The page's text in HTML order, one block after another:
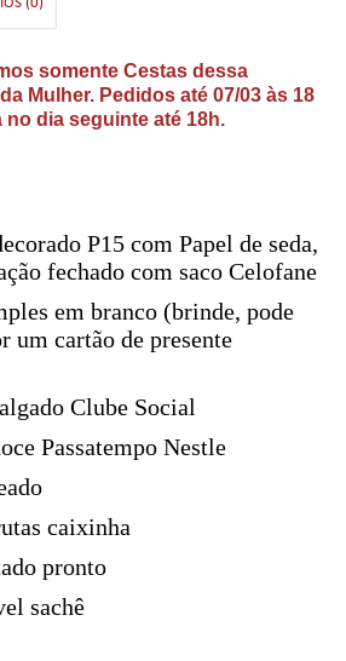
somente Cestas dessa
Mulher. Pedidos até 07/03 às 18
no dia seguinte até 18h.
P15 com Papel de seda,
fechado com saco Celofane
em branco (brinde, pode
um cartão de presente
Clube Social
Passatempo Nestle
caixinha
pronto
sachê